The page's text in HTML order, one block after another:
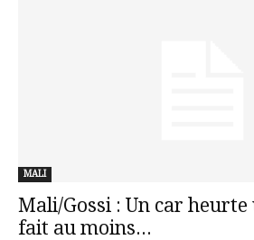
MALI
Mali/Gossi : Un car heurte
fait au moins...